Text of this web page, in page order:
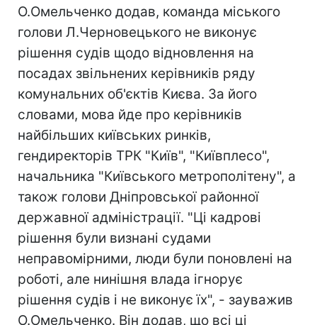
О.Омельченко додав, команда міського
голови Л.Черновецького не виконує
рішення судів щодо відновлення на
посадах звільнених керівників ряду
комунальних об'єктів Києва. За його
словами, мова йде про керівників
найбільших київських ринків,
гендиректорів ТРК "Київ", "Київплесо",
начальника "Київського метрополітену", а
також голови Дніпровської районної
державної адміністрації. "Ці кадрові
рішення були визнані судами
неправомірними, люди були поновлені на
роботі, але нинішня влада ігнорує
рішення судів і не виконує їх", - зауважив
О.Омельченко. Він додав, що всі ці